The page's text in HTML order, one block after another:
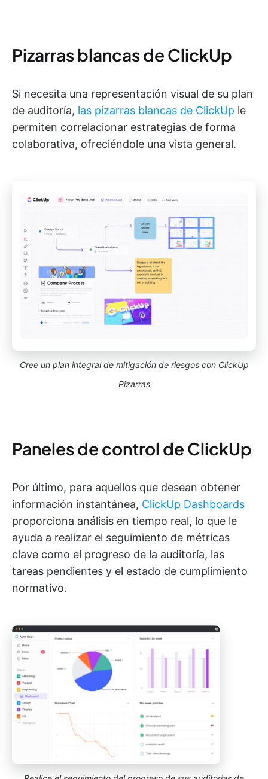
Pizarras blancas de ClickUp
Si necesita una representación visual de su plan
de auditoría, las pizarras blancas de ClickUp le
permiten correlacionar estrategias de forma
colaborativa, ofreciéndole una vista general.
Cree un plan integral de mitigación de riesgos con ClickUp
Pizarras
Paneles de control de ClickUp
Por último, para aquellos que desean obtener
información instantánea, ClickUp Dashboards
proporciona análisis en tiempo real, lo que le
ayuda a realizar el seguimiento de métricas
clave como el progreso de la auditoría, las
tareas pendientes y el estado de cumplimiento
normativo.